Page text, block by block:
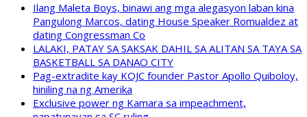
Ilang Maleta Boys, binawi ang mga alegasyon laban kina
Pangulong Marcos, dating House Speaker Romualdez at
dating Congressman Co
LALAKI, PATAY SA SAKSAK DAHIL SA ALITAN SA TAYA SA
BASKETBALL SA DANAO CITY
Pag-extradite kay KOJC founder Pastor Apollo Quiboloy,
hiniling na ng Amerika
Exclusive power ng Kamara sa impeachment,